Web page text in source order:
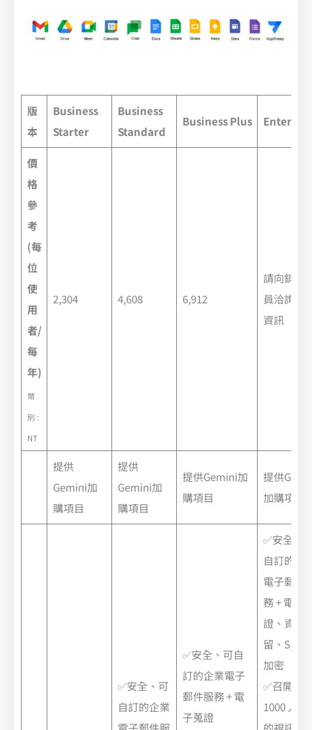
版
本
Business
Starter
Business
Standard
Business Plus
價
格
參
考
(每
位
使
用
者/
每
年)
幣
別 :
NT
2,304 4,608 6,912
請向銷售
員洽詢定
資訊
提供
Gemini加
購項目
提供
Gemini加
購項目
提供Gemini加
購項目
提供
加購項目
✅安全、可
自訂的企業
✅安全、可自
訂的企業電子
郵件服務 + 電
子蒐證
✅安全、
自訂的企
電子郵件
務 + 電子
證、資料
留、S/
加密
✅召開最
1000 人參